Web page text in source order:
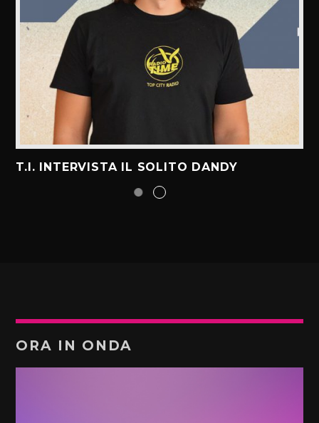
T.I. INTERVISTA IL SOLITO DANDY
ORA IN ONDA